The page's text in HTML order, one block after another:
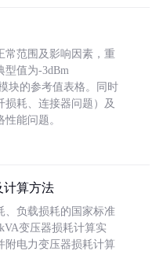
常范围及影响因素，重
型值为-3dBm
块的参考值表格。同时
耗、连接器问题）及
能问题。
计算方法
、负载损耗的国家标准
变压器损耗计算实
附电力变压器损耗计算